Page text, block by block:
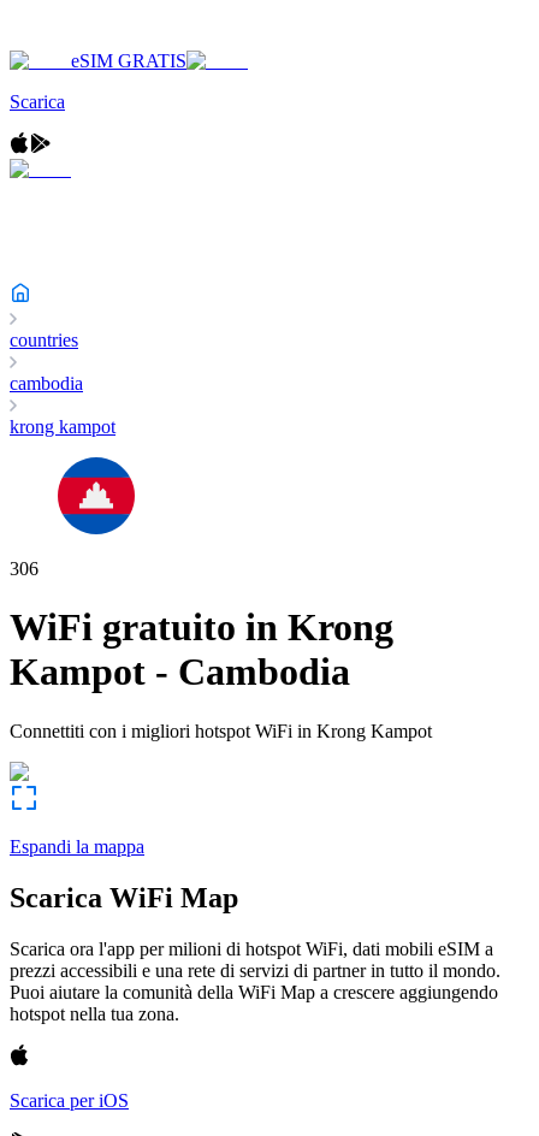
eSIM GRATIS
Scarica
countries
cambodia
krong kampot
306
WiFi gratuito in Krong
Kampot - Cambodia
Connettiti con i migliori hotspot WiFi in Krong Kampot
Espandi la mappa
Scarica WiFi Map
Scarica ora l'app per milioni di hotspot WiFi, dati mobili eSIM a
prezzi accessibili e una rete di servizi di partner in tutto il mondo.
Puoi aiutare la comunità della WiFi Map a crescere aggiungendo
hotspot nella tua zona.
Scarica per iOS